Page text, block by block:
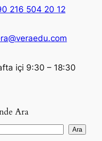
216 504 20 12
içi 9:30 – 18:30
Ara
Ara